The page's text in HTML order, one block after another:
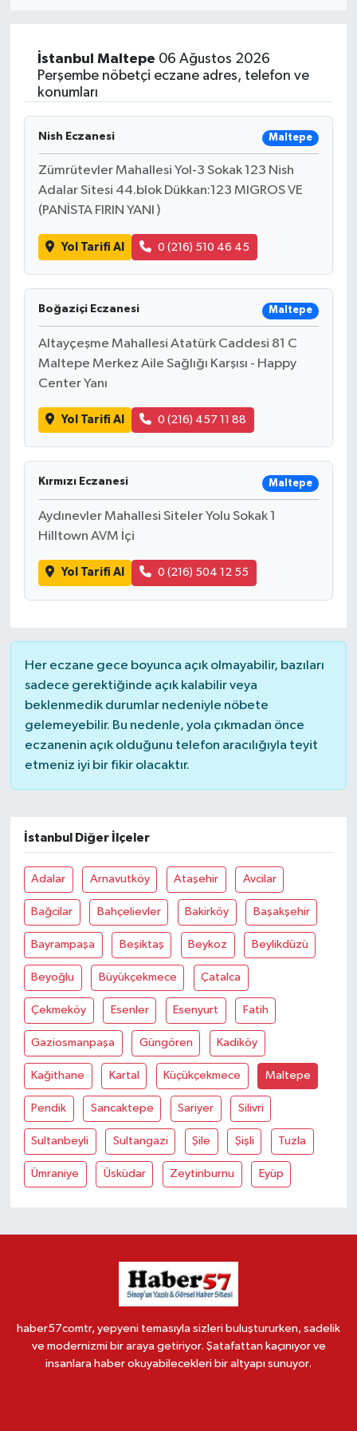
İstanbul Maltepe 06 Ağustos 2026
Perşembe nöbetçi eczane adres, telefon ve
konumları
Nish Eczanesi Maltepe
Zümrütevler Mahallesi Yol-3 Sokak 123 Nish
Adalar Sitesi 44.blok Dükkan:123 MIGROS VE
(PANİSTA FIRIN YANI )
Yol Tarifi Al 0 (216) 510 46 45
Boğaziçi Eczanesi Maltepe
Altayçeşme Mahallesi Atatürk Caddesi 81 C
Maltepe Merkez Aile Sağlığı Karşısı - Happy
Center Yanı
Yol Tarifi Al 0 (216) 457 11 88
Kırmızı Eczanesi Maltepe
Aydınevler Mahallesi Siteler Yolu Sokak 1
Hilltown AVM İçi
Yol Tarifi Al 0 (216) 504 12 55
Her eczane gece boyunca açık olmayabilir, bazıları
sadece gerektiğinde açık kalabilir veya
beklenmedik durumlar nedeniyle nöbete
gelemeyebilir. Bu nedenle, yola çıkmadan önce
eczanenin açık olduğunu telefon aracılığıyla teyit
etmeniz iyi bir fikir olacaktır.
İstanbul Diğer İlçeler
Adalar Arnavutköy Ataşehir Avcilar
Bağcilar Bahçelievler Bakirköy Başakşehir
Bayrampaşa Beşiktaş Beykoz Beylikdüzü
Beyoğlu Büyükçekmece Çatalca
Çekmeköy Esenler Esenyurt Fatih
Gaziosmanpaşa Güngören Kadiköy
Kağithane Kartal Küçükçekmece Maltepe
Pendik Sancaktepe Sariyer Silivri
Sultanbeyli Sultangazi Şile Şişli Tuzla
Ümraniye Üsküdar Zeytinburnu Eyüp
haber57comtr, yepyeni temasıyla sizleri buluştururken, sadelik
ve modernizmi bir araya getiriyor. Şatafattan kaçınıyor ve
insanlara haber okuyabilecekleri bir altyapı sunuyor.